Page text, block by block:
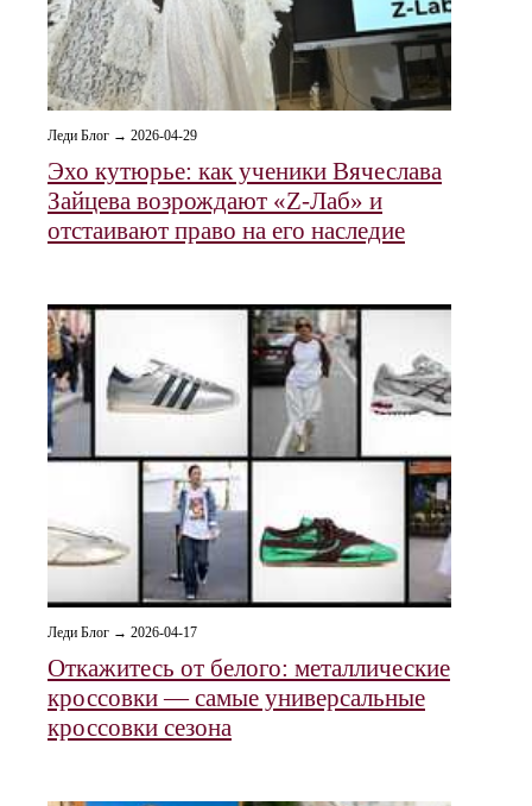
Леди Блог → 2026-04-29
Эхо кутюрье: как ученики Вячеслава
Зайцева возрождают «Z-Лаб» и
отстаивают право на его наследие
Леди Блог → 2026-04-17
Откажитесь от белого: металлические
кроссовки — самые универсальные
кроссовки сезона